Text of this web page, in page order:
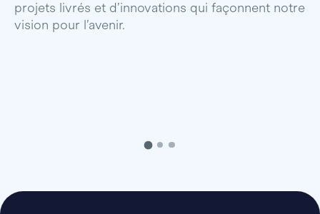
projets livrés et d’innovations qui façonnent notre
vision pour l’avenir.